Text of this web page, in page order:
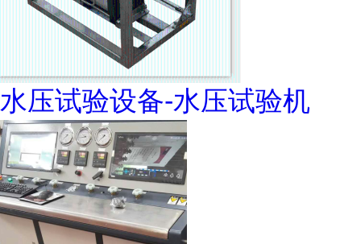
水压试验设备-水压试验机